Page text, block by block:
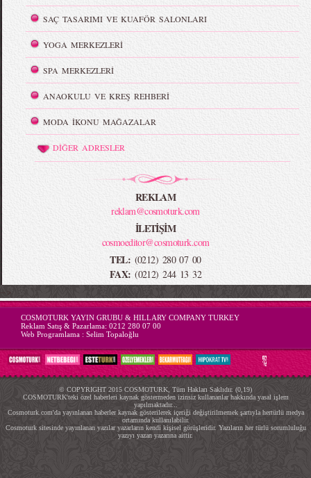
SAÇ TASARIMI VE KUAFÖR SALONLARI
YOGA MERKEZLERİ
SPA MERKEZLERİ
ANAOKULU VE KREŞ REHBERİ
MODA İKONU MAĞAZALAR
DİĞER ADRESLER
REKLAM
reklam@cosmoturk.com
İLETİŞİM
cosmoeditor@cosmoturk.com
TEL: (0212) 280 07 00
FAX: (0212) 244 13 32
-->
COSMOTURK YAYIN GRUBU & HILLARY COMPANY TURKEY
Reklam Satış & Pazarlama: 0212 280 07 00
Web Programlama : Selim Topaloğlu
© COPYRIGHT 2015 COSMOTURK, Tüm Hakları Saklıdır. (0,19)
COSMOTURK'teki özel haberleri kaynak göstermeden izinsiz kullananlar hakkında yasal işlem
yapılmaktadır...
Cosmoturk.com'da yayınlanan haberler kaynak gösterilerek içeriği değiştirilmemek şartıyla hertürlü medya
ortamında kullanılabilir.
Cosmoturk sitesinde yayınlanan yazılar yazarların kendi kişisel görüşleridir. Yazıların her türlü sorumluluğu
yazıyı yazan yazarına aittir.